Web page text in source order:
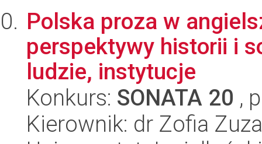
Polska proza w
perspektywy historii i
ludzie, instytucje
Konkurs: SONATA 20 ,
Kierownik: dr Zofia